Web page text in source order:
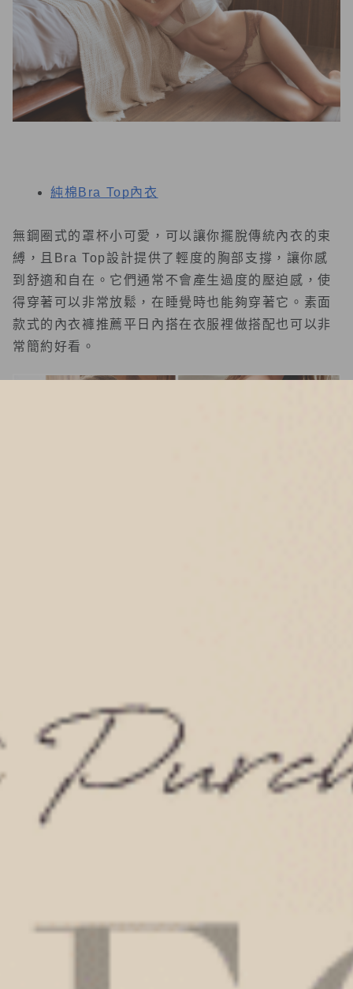
純棉Bra Top內衣
無鋼圈式的罩杯小可愛，可以讓你擺脫傳統內衣的束
縛，且Bra Top設計提供了輕度的胸部支撐，讓你感
到舒適和自在。它們通常不會產生過度的壓迫感，使
得穿著可以非常放鬆，在睡覺時也能夠穿著它。素面
款式的內衣褲推薦平日內搭在衣服裡做搭配也可以非
常簡約好看。
Anden Hud內衣褲不僅注重舒適度，也將時尚、印花
元素融入每一款設計中。無論您偏愛簡約的經典純棉
內褲款式，還是喜歡色彩繽紛的活力風格印花純棉內
褲，偶爾也耍點小性感的蕾絲純棉內褲，我們的各種
系列內衣褲推薦都能滿足您的需求。獨特的細節和精